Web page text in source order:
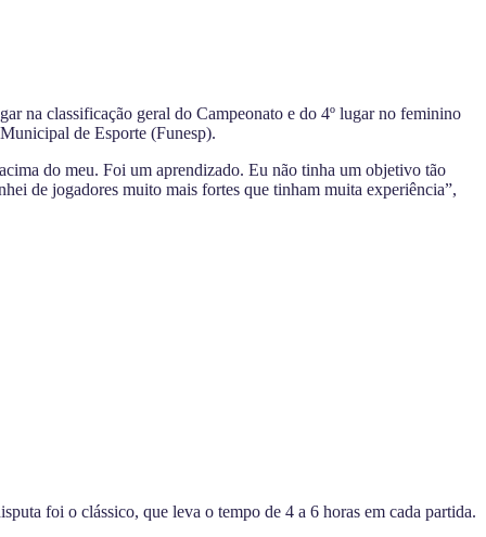
na classificação geral do Campeonato e do 4º lugar no feminino
de Esporte (Funesp).
do meu. Foi um aprendizado. Eu não tinha um objetivo tão
de jogadores muito mais fortes que tinham muita experiência”,
foi o clássico, que leva o tempo de 4 a 6 horas em cada partida.